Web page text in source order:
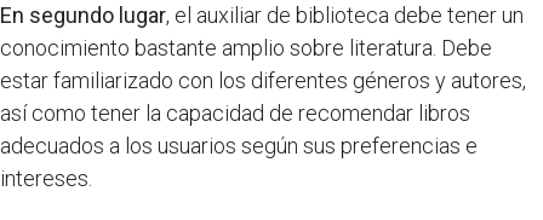
En segundo lugar, el auxiliar de biblioteca debe tener un
conocimiento bastante amplio sobre literatura. Debe
estar familiarizado con los diferentes géneros y autores,
así como tener la capacidad de recomendar libros
adecuados a los usuarios según sus preferencias e
intereses.